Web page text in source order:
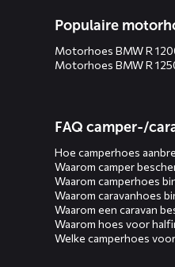
Populaire
Motorhoes BMW R
Motorhoes BMW R
FAQ camper-/
Hoe camperhoes
Waarom camper
Waarom camperhoes
Waarom caravanhoes
Waarom een caravan
Waarom hoes voor
Welke camperhoes